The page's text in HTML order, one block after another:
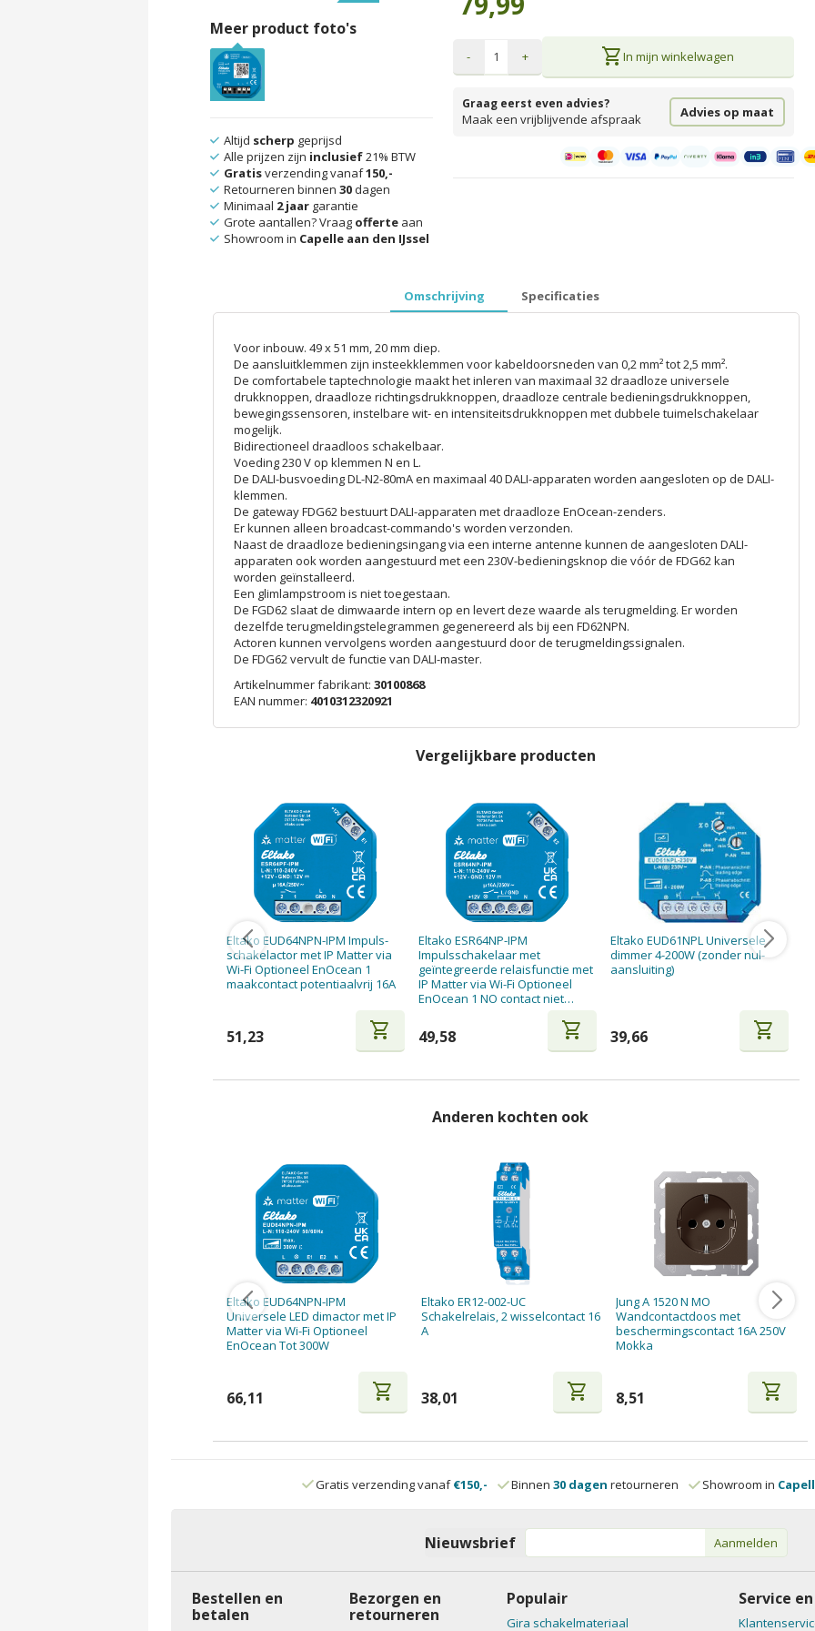
- + shopping_cartIn mijn winkelwagen
Graag eerst even advies?
Maak een vrijblijvende afspraak Advies op maat
prijzen inclusief 21% BTW │ €5,99 verzendkosten │ gratis
Meer product foto's
Altijd scherp geprijsd
Alle prijzen zijn inclusief21% BTW
Gratisverzending vanaf150,-
Retourneren binnen30dagen
Minimaal 2 jaar garantie
Grote aantallen? Vraag offerte aan
Showroom in Capelle aan den IJssel
Omschrijving Specificaties
Voor inbouw. ​​49 x 51 mm, 20 mm diep.
De aansluitklemmen zijn insteekklemmen voor kabeldoorsneden van 0,2 mm² tot 2,5 mm².
De comfortabele taptechnologie maakt het inleren van maximaal 32 draadloze universele
drukknoppen, draadloze richtingsdrukknoppen, draadloze centrale bedieningsdrukknoppen,
bewegingssensoren, instelbare wit- en intensiteitsdrukknoppen met dubbele tuimelschakelaar
mogelijk.
Bidirectioneel draadloos schakelbaar.
Voeding 230 V op klemmen N en L.
De DALI-busvoeding DL-N2-80mA en maximaal 40 DALI-apparaten worden aangesloten op de DALI-
klemmen.
De gateway FDG62 bestuurt DALI-apparaten met draadloze EnOcean-zenders.
Er kunnen alleen broadcast-commando's worden verzonden.
Naast de draadloze bedieningsingang via een interne antenne kunnen de aangesloten DALI-
apparaten ook worden aangestuurd met een 230V-bedieningsknop die vóór de FDG62 kan
worden geïnstalleerd.
Een glimlampstroom is niet toegestaan.
De FGD62 slaat de dimwaarde intern op en levert deze waarde als terugmelding. Er worden
dezelfde terugmeldingstelegrammen gegenereerd als bij een FD62NPN.
Actoren kunnen vervolgens worden aangestuurd door de terugmeldingssignalen.
De FDG62 vervult de functie van DALI-master.
Artikelnummer fabrikant: 30100868
EAN nummer: 4010312320921
Vergelijkbare producten
Eltako EUD64NPN-IPM Impuls-
schakelactor met IP Matter via
Wi-Fi Optioneel EnOcean 1
maakcontact potentiaalvrij 16A
51,23 shopping_cart
Eltako ESR64NP-IPM
Impulsschakelaar met
geïntegreerde relaisfunctie met
IP Matter via Wi-Fi Optioneel
EnOcean 1 NO contact niet
49,58 shopping_cart
Eltako EUD61NPL Universele
dimmer 4-200W (zonder nul-
aansluiting)
39,66 shopping_cart
Anderen kochten ook
Eltako EUD64NPN-IPM
Universele LED dimactor met IP
Matter via Wi-Fi Optioneel
EnOcean Tot 300W
66,11 shopping_cart
Eltako ER12-002-UC
Schakelrelais, 2 wisselcontact 16
A
38,01 shopping_cart
Jung A 1520 N MO
Wandcontactdoos met
beschermingscontact 16A 250V
Mokka
8,51 shopping_cart
Gratis verzending vanaf€150,- Binnen 30 dagen retourneren Showroom in
Nieuwsbrief Aanmelden
Bestellen en
betalen
Bezorgen en
retourneren
Populair
Gira schakelmateriaal
Service